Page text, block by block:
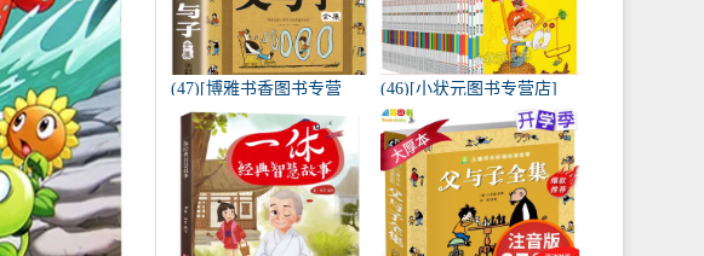
(47)[博雅书香图书专营
店]?【品牌大社注音完整
版3月销量2764件仅售12.8
元
(46)[小状元图书专营店]
【可选5册】阿衰漫画全集
月销量259件仅售34元